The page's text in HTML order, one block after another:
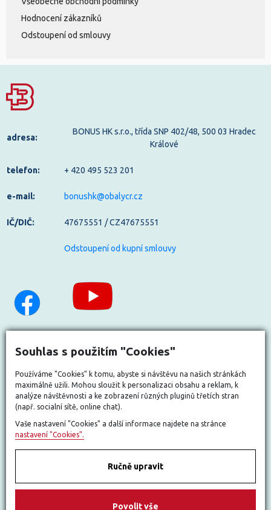
Souhlas s použitím "Cookies"
Používáme "Cookies" k tomu, abyste si návštěvu na našich stránkách
maximálně užili. Mohou sloužit k personalizaci obsahu a reklam, k
analýze návštěvnosti a ke zobrazení různých pluginů třetích stran
(např. socialní sítě, online chat).
Vaše nastavení "Cookies" a další informace najdete na stránce
nastavení "Cookies".
Ručně upravit
Povolit vše
Hodnocení zákazníků
Odstoupení od smlouvy
adresa:
BONUS HK s.r.o., třída SNP 402/48, 500 03 Hradec
Králové
telefon: + 420 495 523 201
e-mail: bonushk@obalycr.cz
IČ/DIČ: 47675551 / CZ47675551
Odstoupení od kupní smlouvy
Nastavit cookies